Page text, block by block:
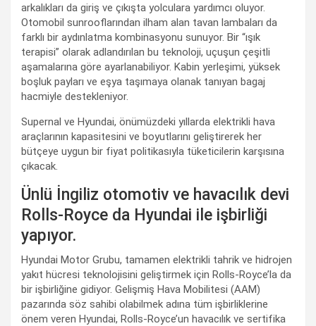
arkalıkları da giriş ve çıkışta yolculara yardımcı oluyor.
Otomobil sunrooflarından ilham alan tavan lambaları da
farklı bir aydınlatma kombinasyonu sunuyor. Bir “ışık
terapisi” olarak adlandırılan bu teknoloji, uçuşun çeşitli
aşamalarına göre ayarlanabiliyor. Kabin yerleşimi, yüksek
boşluk payları ve eşya taşımaya olanak tanıyan bagaj
hacmiyle destekleniyor.
Supernal ve Hyundai, önümüzdeki yıllarda elektrikli hava
araçlarının kapasitesini ve boyutlarını geliştirerek her
bütçeye uygun bir fiyat politikasıyla tüketicilerin karşısına
çıkacak.
Ünlü İngiliz otomotiv ve havacılık devi
Rolls-Royce da Hyundai ile işbirliği
yapıyor.
Hyundai Motor Grubu, tamamen elektrikli tahrik ve hidrojen
yakıt hücresi teknolojisini geliştirmek için Rolls-Royce’la da
bir işbirliğine gidiyor. Gelişmiş Hava Mobilitesi (AAM)
pazarında söz sahibi olabilmek adına tüm işbirliklerine
önem veren Hyundai, Rolls-Royce’un havacılık ve sertifika